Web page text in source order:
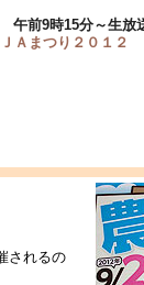
午前9時15分～生放
ＪＡまつり２０１
されるの